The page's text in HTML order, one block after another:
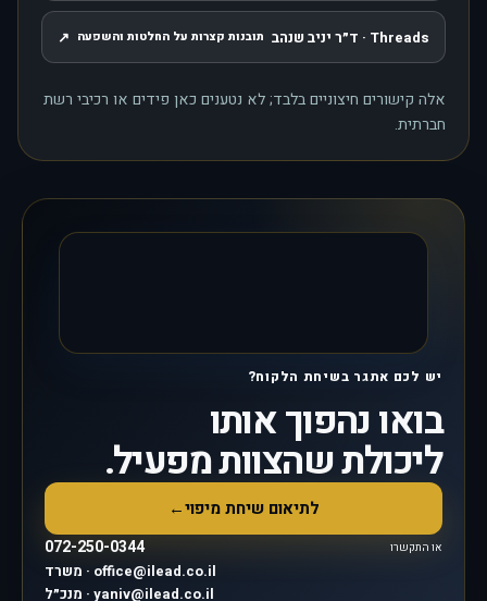
Threads · ד״ר יניב שנהב תובנות קצרות על החלטות והשפעה ↗ , נפתח בחלון חדש
אלה קישורים חיצוניים בלבד; לא נטענים כאן פידים או רכיבי רשת
חברתית.
יש לכם אתגר בשיחת הלקוח?
בואו נהפוך אותו
ליכולת שהצוות מפעיל.
לתיאום שיחת מיפוי←
או התקשרו 072-250-0344
משרד · office@ilead.co.il
מנכ״ל · yaniv@ilead.co.il